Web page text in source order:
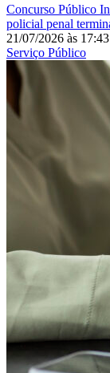
Concurso Público
policial penal
21/07/2026 às 17:43
Serviço Público